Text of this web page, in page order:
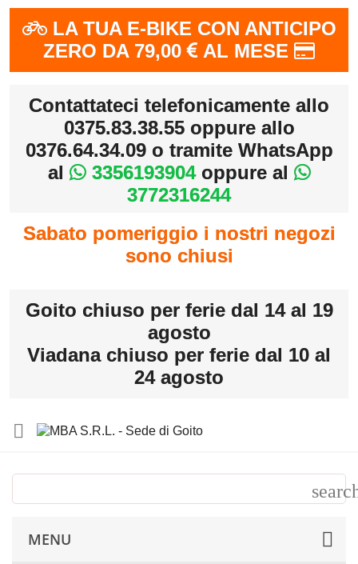
LA TUA E-BIKE CON ANTICIPO
ZERO DA 79,00
AL MESE
Contattateci telefonicamente allo
0375.83.38.55 oppure allo
0376.64.34.09 o tramite WhatsApp
al
3356193904oppure al
3772316244
Sabato pomeriggio i nostri negozi
sono chiusi
Goito chiuso per ferie dal 14 al 19
agosto
Viadana chiuso per ferie dal 10 al
24 agosto

MENU